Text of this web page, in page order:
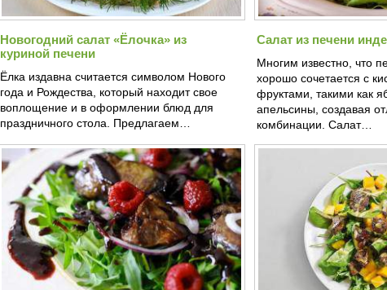
Новогодний салат «Ёлочка» из
куриной печени
Ёлка издавна считается символом Нового
года и Рождества, который находит свое
воплощение и в оформлении блюд для
праздничного стола. Предлагаем…
Салат из печени
Многим известно, что
хорошо сочетается с
фруктами, такими как
апельсины, создавая
комбинации. Салат…